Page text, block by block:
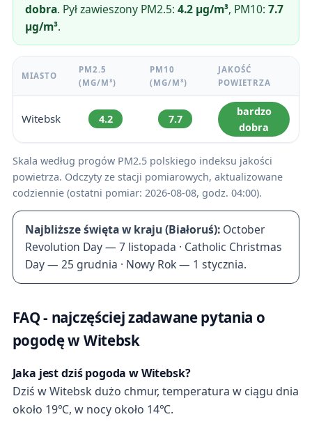
dobra. Pył zawieszony PM2.5:4.2 µg/m³, PM10:7.7
µg/m³.
MIASTO
PM2.5
(ΜG/M³)
PM10
(ΜG/M³)
JAKOŚĆ
POWIETRZA
Witebsk 4.2 7.7
bardzo
dobra
Skala według progów PM2.5 polskiego indeksu jakości
powietrza. Odczyty ze stacji pomiarowych, aktualizowane
codziennie (ostatni pomiar: 2026-08-08, godz. 04:00).
Najbliższe święta w kraju (Białoruś): October
Revolution Day — 7 listopada · Catholic Christmas
Day — 25 grudnia · Nowy Rok — 1 stycznia.
FAQ - najczęściej zadawane pytania o
pogodę w Witebsk
Jaka jest dziś pogoda w Witebsk?
Dziś w Witebsk dużo chmur, temperatura w ciągu dnia
około 19℃, w nocy około 14℃.